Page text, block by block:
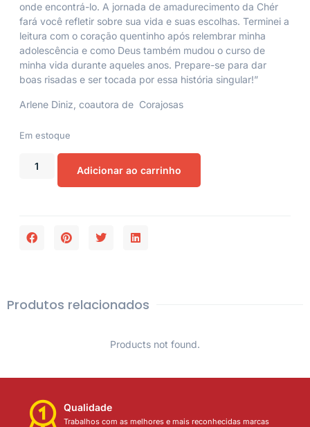
onde encontrá-lo. A jornada de amadurecimento da Chér
fará você refletir sobre sua vida e suas escolhas. Terminei a
leitura com o coração quentinho após relembrar minha
adolescência e como Deus também mudou o curso de
minha vida durante aqueles anos. Prepare-se para dar
boas risadas e ser tocada por essa história singular!”
Arlene Diniz, coautora de Corajosas
Em estoque
Adicionar ao carrinho
Produtos relacionados
Products not found.
Qualidade
Trabalhos com as melhores e mais reconhecidas marcas